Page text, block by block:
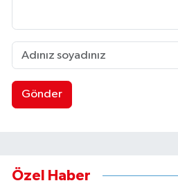
Gönder
Özel Haber